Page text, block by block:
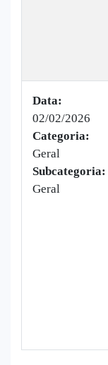
Data:
02/02/2026
Categoria:
Geral
Subcategoria:
Geral